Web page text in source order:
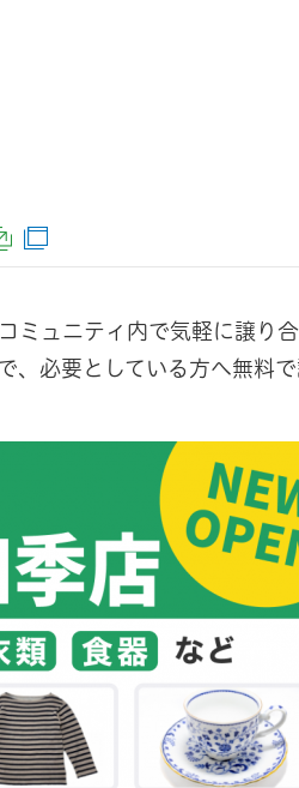
（外部サイトへリン
ミュニティ内で気軽に譲り
、必要としている方へ無料